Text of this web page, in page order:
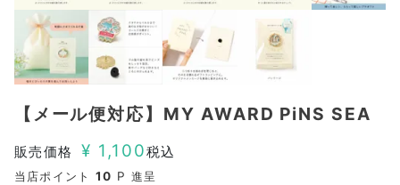
【メール便対応】MY AWARD PiNS SEA
販売価格 ¥ 1,100税込
当店ポイント 10 P 進呈